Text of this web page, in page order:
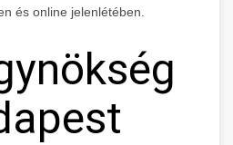
és online jelenlétében.